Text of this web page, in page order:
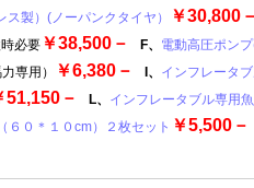
製）(ノーパンクタイヤ） ￥30,800
必要 ￥38,500－ F、 電動高圧ポン
専用） ￥6,380－ I、 インフレータ
51,150－ L、 インフレータブル専用
６０＊１０cm）２枚セット ￥5,500－